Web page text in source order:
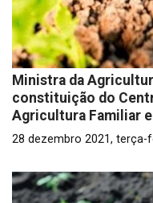
Ministra da
constituição do
Agricultura Familiar
28 dezembro 2021, terça-